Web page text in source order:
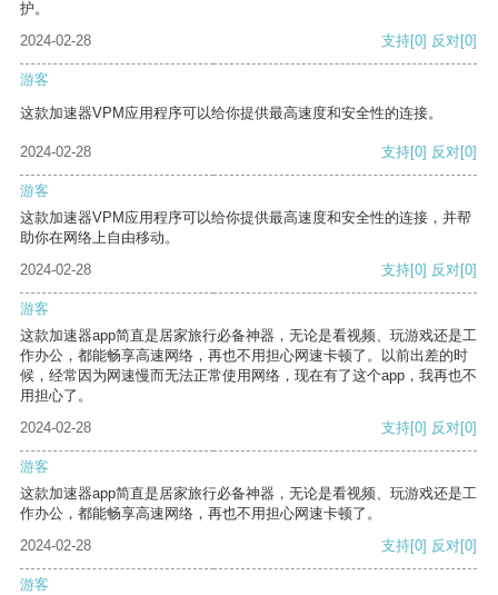
护。
2024-02-28
支持[0] 反对[0]
游客
这款加速器VPM应用程序可以给你提供最高速度和安全性的连接。
2024-02-28 支持[0] 反对[0]
游客
这款加速器VPM应用程序可以给你提供最高速度和安全性的连接，并帮
助你在网络上自由移动。
2024-02-28
支持[0] 反对[0]
游客
这款加速器app简直是居家旅行必备神器，无论是看视频、玩游戏还是工
作办公，都能畅享高速网络，再也不用担心网速卡顿了。以前出差的时
候，经常因为网速慢而无法正常使用网络，现在有了这个app，我再也不
用担心了。
2024-02-28
支持[0] 反对[0]
游客
这款加速器app简直是居家旅行必备神器，无论是看视频、玩游戏还是工
作办公，都能畅享高速网络，再也不用担心网速卡顿了。
2024-02-28
支持[0] 反对[0]
游客